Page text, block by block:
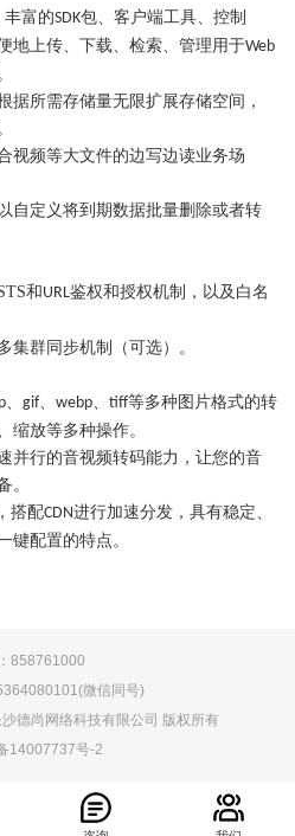
丰富的SDK包、客户端工具、控制
地上传、下载、检索、管理用于Web
据所需存储量无限扩展存储空间，
视频等大文件的边写边读业务场
自定义将到期数据批量删除或者转
和URL鉴权和授权机制，以及白名
集群同步机制（可选）。
、gif、webp 、tiff等多种图片格式的转
缩放等多种操作。
并行的音视频转码能力，让您的音
。
搭配CDN进行加速分发，具有稳定、
键配置的特点。
858761000
微信同号)
德尚网络科技有限公司 版权所有
14007737号-2